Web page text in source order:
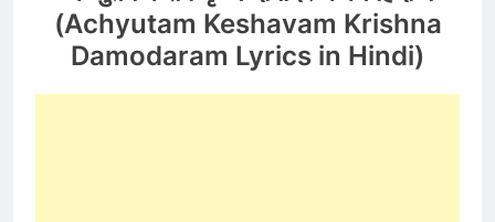
(Achyutam Keshavam Krishna
Damodaram Lyrics in Hindi)